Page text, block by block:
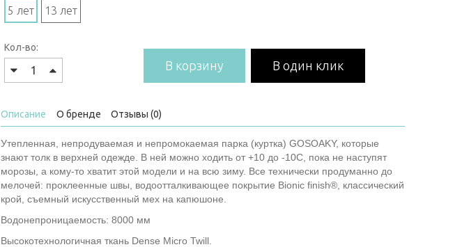
5 лет 13 лет
Кол-во:
В корзину В один клик
Описание О бренде Отзывы (0)
Утепленная, непродуваемая и непромокаемая парка (куртка) GOSOAKY, которые
знают толк в верхней одежде. В ней можно ходить от +10 до -10С, пока не наступят
морозы, а кому-то хватит этой модели и на всю зиму. Все технически продуманно до
мелочей: проклеенные швы, водоотталкивающее покрытие Bionic finish®, классический
крой, съемный искусственный мех на капюшоне.
Водонепроницаемость: 8000 мм
Высокотехнологичная ткань Dense Micro Twill.